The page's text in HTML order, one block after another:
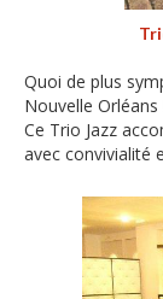
Quoi de plus
Nouvelle Orléans
Ce Trio Jazz
avec convivialité